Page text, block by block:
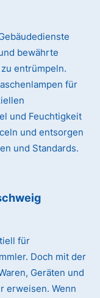
bewährte
entrümpeln.
für
und Feuchtigkeit
und entsorgen
und Standards.
für
Doch mit der
Geräten und
erweisen. Wenn